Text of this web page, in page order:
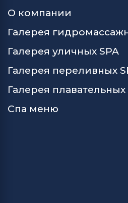
О компании
Галерея
Галерея уличных SPA
Галерея переливных
Галерея
Спа меню